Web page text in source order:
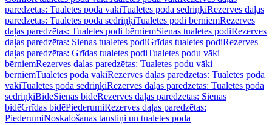
paredzētas: Tualetes poda vākiTualetes poda sēdriņķiRezerves daļas
paredzētas: Tualetes poda sēdriņķiTualetes podi bērniemRezerves
daļas paredzētas: Tualetes podi bērniemSienas tualetes podiRezerves
daļas paredzētas: Sienas tualetes podiGrīdas tualetes podiRezerves
daļas paredzētas: Grīdas tualetes podiTualetes podu vāki
bērniemRezerves daļas paredzētas: Tualetes podu vāki
bērniemTualetes poda vākiRezerves daļas paredzētas: Tualetes poda
vākiTualetes poda sēdriņķiRezerves daļas paredzētas: Tualetes poda
sēdriņķiBidēSienas bidēRezerves daļas paredzētas: Sienas
bidēGrīdas bidēPiederumiRezerves daļas paredzētas:
PiederumiNoskalošanas taustiņi un tualetes poda